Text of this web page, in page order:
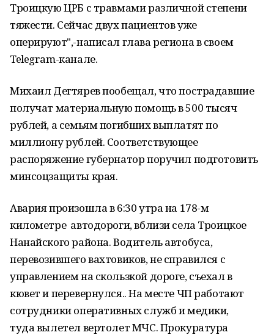
Троицкую ЦРБ с травмами различной степени
тяжести. Сейчас двух пациентов уже
оперируют",-написал глава региона в своем
Telegram-канале.
Михаил Дегтярев пообещал, что пострадавшие
получат материальную помощь в 500 тысяч
рублей, а семьям погибших выплатят по
миллиону рублей. Соответствующее
распоряжение губернатор поручил подготовить
минсоцзащиты края.
Авария произошла в 6:30 утра на 178-м
километре автодороги, вблизи села Троицкое
Нанайского района. Водитель автобуса,
перевозившего вахтовиков, не справился с
управлением на скользкой дороге, съехал в
кювет и перевернулся.. На месте ЧП работают
сотрудники оперативных служб и медики,
туда вылетел вертолет МЧС. Прокуратура